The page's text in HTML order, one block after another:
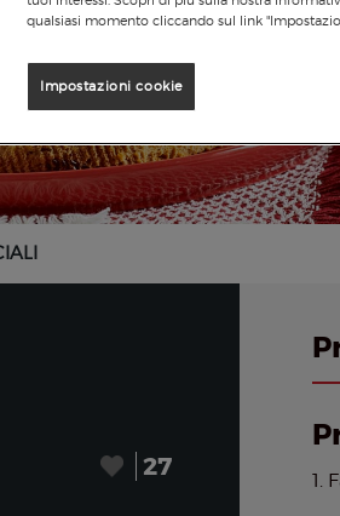
27
qualsiasi momento cliccando sul link
Impostazioni cookie